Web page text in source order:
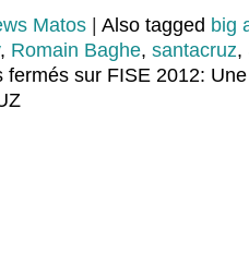
Matos Also tagged big
, Romain Baghe, santacruz,
fermés sur FISE 2012: